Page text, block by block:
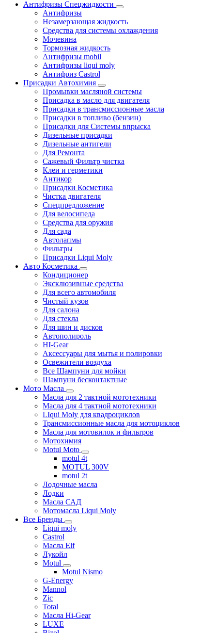
Антифризы Спецжидкости
Антифризы
Незамерзающая жидкость
Средства для системы охлаждения
Мочевина
Тормозная жидкость
Антифризы mobil
Антифризы liqui moly
Антифриз Castrol
Присадки Автохимия
Промывки масляной системы
Присадка в масло для двигателя
Присадки в трансмиссионные масла
Присадки в топливо (бензин)
Присадки для Системы впрыска
Дизельные присадки
Дизельные антигели
Для Ремонта
Сажевый Фильтр чистка
Клеи и герметики
Антикор
Присадки Косметика
Чистка двигателя
Спецпредложение
Для велосипеда
Средства для оружия
Для сада
Автолапмы
Фильтры
Присадки Liqui Moly
Авто Косметика
Кондиционер
Эксклюзивные средства
Для всего автомобиля
Чистый кузов
Для салона
Для стекла
Для шин и дисков
Автополироль
HI-Gear
Аксессуары для мытья и полировки
Освежители воздуха
Все Шампуни для мойки
Шампуни бесконтактные
Мото Масла
Масла для 2 тактной мототехники
Масла для 4 тактной мототехники
LIqui Moly для квадроциклов
Трансмиссионные масла для мотоциклов
Масла для мотовилок и фильтров
Мотохимия
Motul Moto
motul 4t
MOTUL 300V
motul 2t
Лодочные масла
Лодки
Масла САД
Мотомасла Liqui Moly
Все Бренды
Liqui moly
Castrol
Масла Elf
Лукойл
Motul
Motul Nismo
G-Energy
Mannol
Zic
Total
Масла Hi-Gear
LUXE